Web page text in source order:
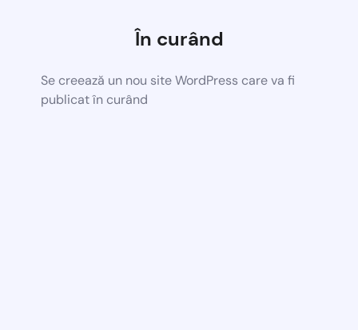
În curând
Se creează un nou site WordPress care va fi
publicat în curând